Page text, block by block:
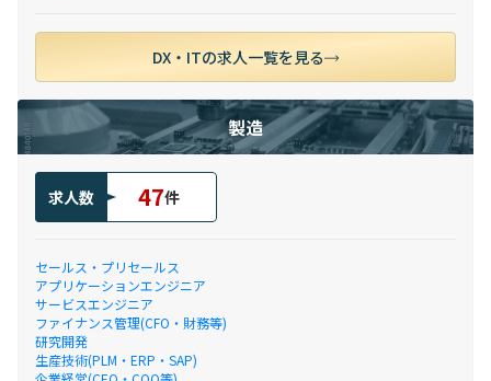
DX・ITの求人一覧を見る
製造
求人数 47件
セールス・プリセールス
アプリケーションエンジニア
サービスエンジニア
ファイナンス管理(CFO・財務等)
研究開発
生産技術(PLM・ERP・SAP)